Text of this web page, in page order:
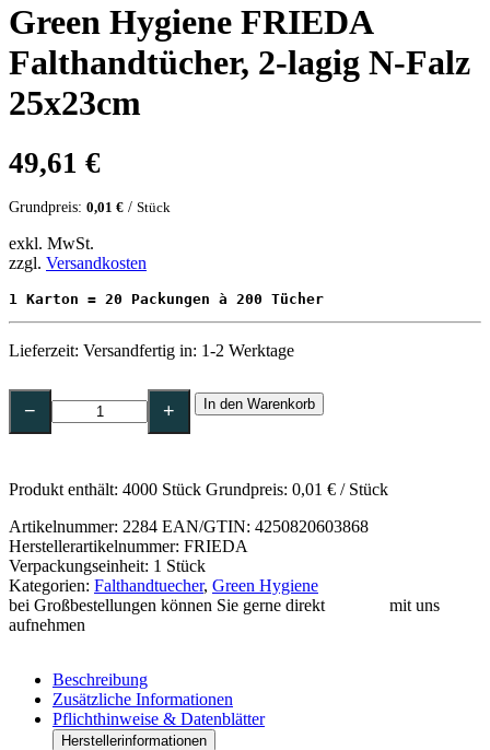
Green Hygiene FRIEDA
Falthandtücher, 2-lagig N-Falz
25x23cm
49,61 €
Grundpreis: 0,01 € / Stück
exkl. MwSt.
zzgl. Versandkosten
1 Karton = 20 Packungen à 200 Tücher
Lieferzeit: Versandfertig in: 1-2 Werktage
Green
Hygiene
FRIEDA
lagig
Falz
25x23cm
Menge
− + In den Warenkorb
Produkt enthält: 4000 Stück Grundpreis: 0,01 € / Stück
Artikelnummer: 2284 EAN/GTIN: 4250820603868
Herstellerartikelnummer: FRIEDA
Verpackungseinheit: 1 Stück
Kategorien: Falthandtuecher, Green Hygiene
bei Großbestellungen können Sie gerne direkt
mit uns
aufnehmen
Beschreibung
Zusätzliche Informationen
Pflichthinweise & Datenblätter
Herstellerinformationen